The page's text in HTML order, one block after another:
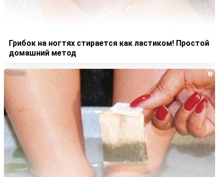
Грибок на ногтях стирается как ластиком! Простой
домашний метод
i